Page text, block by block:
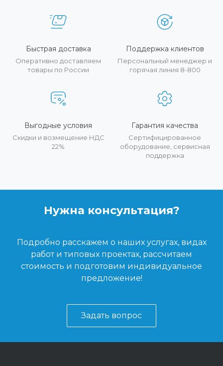
Быстрая доставка
Оперативно доставляем
товары по России
Поддержка клиентов
Персональный менеджер и
горячая линия 8-800
Выгодные условия
Скидки и возмещение НДС
22%
Гарантия качества
Сертифицированное
оборудование, сервисная
поддержка
Нужна консультация?
Подробно расскажем о наших услугах, видах
работ и типовых проектах, рассчитаем
стоимость и подготовим индивидуальное
предложение!
Задать вопрос